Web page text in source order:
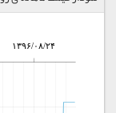
۱۳۹۶/۰۸/۲۴